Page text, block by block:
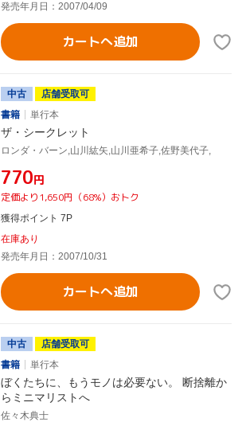
発売年月日：2007/04/09
カートへ追加
中古
店舗受取可
書籍
単行本
ザ・シークレット
ロンダ・バーン,山川紘矢,山川亜希子,佐野美代子,
¥770円
定価より1,650円（68%）おトク
獲得ポイント 7P
在庫あり
発売年月日：2007/10/31
カートへ追加
中古
店舗受取可
書籍
単行本
ぼくたちに、もうモノは必要ない。 断捨離か
らミニマリストへ
佐々木典士